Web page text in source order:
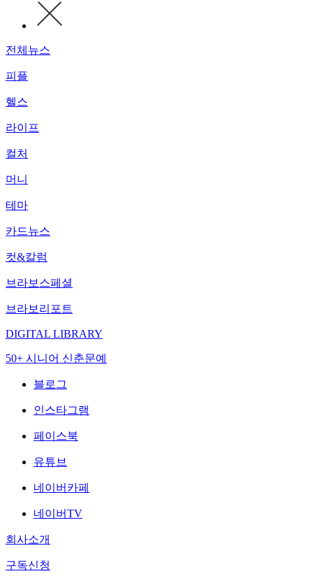
전체뉴스
피플
헬스
라이프
컬처
머니
테마
카드뉴스
컷&칼럼
브라보스페셜
브라보리포트
DIGITAL LIBRARY
50+ 시니어 신춘문예
블로그
인스타그램
페이스북
유튜브
네이버카페
네이버TV
회사소개
구독신청